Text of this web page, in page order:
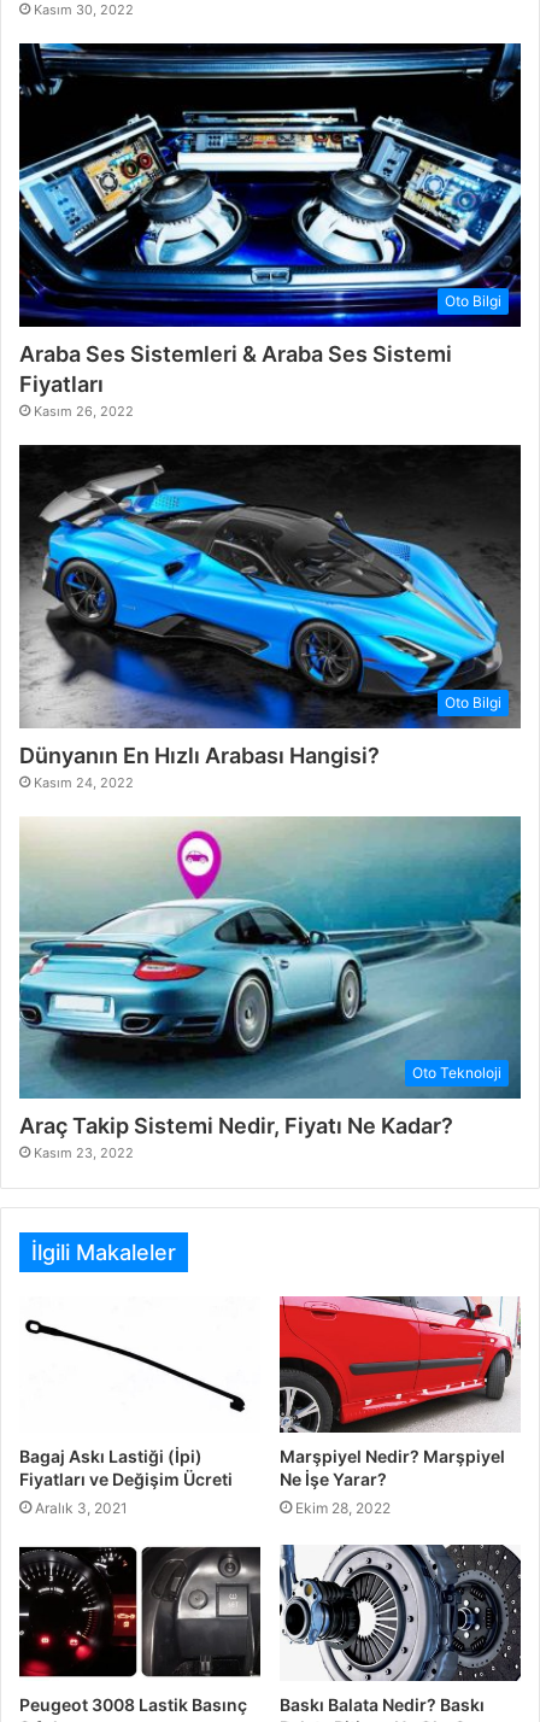
Kasım 30, 2022
Oto Bilgi
Araba Ses Sistemleri & Araba Ses Sistemi
Fiyatları
Kasım 26, 2022
Oto Bilgi
Dünyanın En Hızlı Arabası Hangisi?
Kasım 24, 2022
Oto Teknoloji
Araç Takip Sistemi Nedir, Fiyatı Ne Kadar?
Kasım 23, 2022
İlgili Makaleler
Bagaj Askı Lastiği (İpi)
Fiyatları ve Değişim Ücreti
Aralık 3, 2021
Marşpiyel Nedir? Marşpiyel
Ne İşe Yarar?
Ekim 28, 2022
Peugeot 3008 Lastik Basınç
Baskı Balata Nedir? Baskı